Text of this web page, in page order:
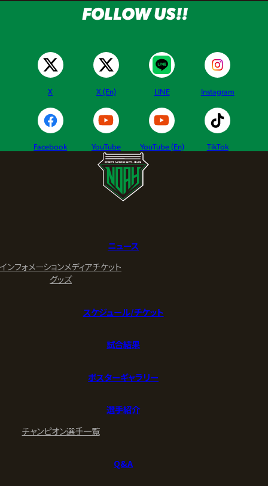
FOLLOW US!!
X X (En) LINE Instagram
Facebook YouTube YouTube (En) TikTok
ニュース
インフォメーションメディアチケット
グッズ
スケジュール/チケット
試合結果
ポスターギャラリー
選手紹介
チャンピオン選手一覧
Q&A